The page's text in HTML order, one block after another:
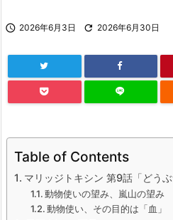
 2026年6月3日  2026年6月30日
Table of Contents
マリッジトキシン 第9話「どう
動物使いの望み、嵐山の望み
動物使い、その目的は「血」